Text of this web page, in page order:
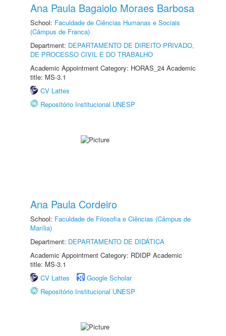
Ana Paula Bagaiolo Moraes Barbosa
School: Faculdade de Ciências Humanas e Sociais
(Câmpus de Franca)
Department: DEPARTAMENTO DE DIREITO PRIVADO,
DE PROCESSO CIVIL E DO TRABALHO
Academic Appointment Category: HORAS_24 Academic
title: MS-3.1
CV Lattes
Repositório Institucional UNESP
Ana Paula Cordeiro
School: Faculdade de Filosofia e Ciências (Câmpus de
Marília)
Department: DEPARTAMENTO DE DIDÁTICA
Academic Appointment Category: RDIDP Academic
title: MS-3.1
CV Lattes
Google Scholar
Repositório Institucional UNESP